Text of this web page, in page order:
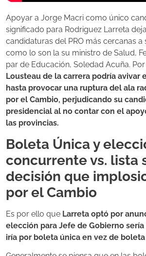
Apoyar a Jorge Macri como único
significado para Rodriguez Larreta
candidaturas del PRO más cercanas a
como lo son la su ministro de Salud,
par de Educación, Soledad Acuña.
Lousteau de la carrera podría avivar
hasta provocar una ruptura del ala
por el Cambio, perjudicando su
presidencial al no contar con el
las provincias.
Boleta Única y
concurrente vs. lista
decisión que
por el Cambio
Es por ello que Larreta optó por
elección para Jefe de Gobierno
iría por boleta única en vez de boleta